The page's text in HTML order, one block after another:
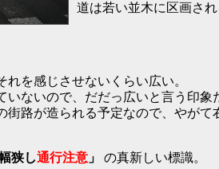
道は若い並木に区画さ
を感じさせないくらい広い。
ないので、だだっ広いと言う印象
街路が造られる予定なので、やがて
狭し通行注意 」 の真新しい標識。